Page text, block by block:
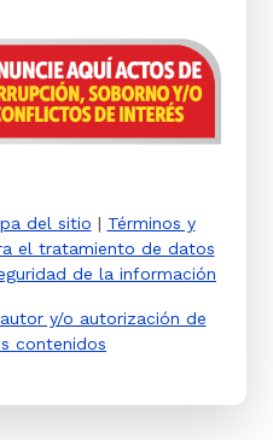
del sitio | Términos y
el tratamiento de datos
de la información
y/o autorización de
contenidos